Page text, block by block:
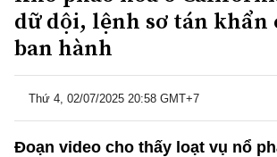
dữ dội, lệnh sơ tán khẩn
ban hành
Thứ 4, 02/07/2025 20:58 GMT+7
Đoạn video cho thấy loạt vụ nổ